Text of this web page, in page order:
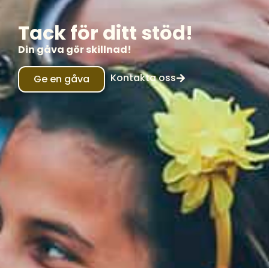
Tack för ditt stöd!
Din gåva gör skillnad!
Ge en gåva Kontakta oss